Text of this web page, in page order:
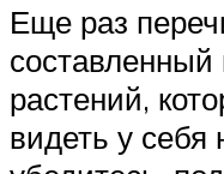
Еще раз
растений,
видеть у